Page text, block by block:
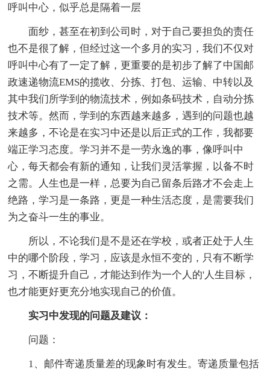
呼叫中心，似乎总是隔着一层
面纱，甚至在初到公司时，对于自己要担负的责任
也不是很了解，但经过这一个多月的实习，我们不仅对
呼叫中心有了一定了解，更重要的是初步了解了中国邮
政速递物流EMS的揽收、分拣、打包、运输、中转以及
其中我们所学到的物流技术，例如条码技术，自动分拣
技术等。然而，学到的东西越来越多，遇到的问题也越
来越多，不论是在实习中还是以后正式的工作，我都要
端正学习态度。学习并不是一劳永逸的事，像呼叫中
心，每天都会有新的通知，让我们灵活掌握，以备不时
之需。人生也是一样，总要为自己留条后路才不会走上
绝路，学习是一条路，更是一种生活态度，是需要我们
为之奋斗一生的事业。
所以，不论我们是不是还在学校，或者正处于人生
中的哪个阶段，学习，应该是永恒不变的，只有不断学
习，不断提升自己，才能达到作为一个人的'人生目标，
也才能更好更充分地实现自己的价值。
实习中发现的问题及建议：
问题：
1、邮件寄递质量差的现象时有发生。寄递质量包括